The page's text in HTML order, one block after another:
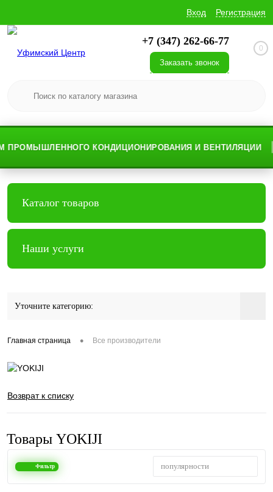
Вход Регистрация
+7 (347) 262-66-77
Заказать звонок
0
КОНДИЦИОНИРОВАНИЯ И ВЕНТИЛЯЦИИ
Каталог товаров
Наши услуги
Уточните категорию:
Главная страница • Все производители
Возврат к списку
Товары YOKIJI
Фильтр популярности